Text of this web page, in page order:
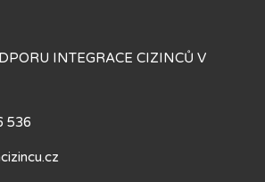
INTEGRACE CIZINCŮ V
536